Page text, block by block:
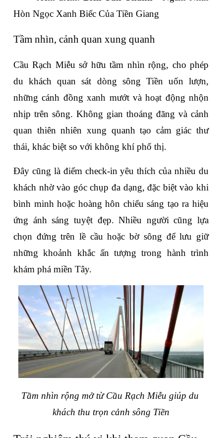
Hòn Ngọc Xanh Biếc Của Tiền Giang
Tầm nhìn, cảnh quan xung quanh
Cầu Rạch Miễu sở hữu tầm nhìn rộng, cho phép
du khách quan sát dòng sông Tiền uốn lượn,
những cánh đồng xanh mướt và hoạt động nhộn
nhịp trên sông. Không gian thoáng đãng và cảnh
quan thiên nhiên xung quanh tạo cảm giác thư
thái, khác biệt so với không khí phố thị.
Đây cũng là điểm check-in yêu thích của nhiều du
khách nhờ vào góc chụp đa dạng, đặc biệt vào khi
bình minh hoặc hoàng hôn chiếu sáng tạo ra hiệu
ứng ánh sáng tuyệt đẹp. Nhiều người cũng lựa
chọn đứng trên lề cầu hoặc bờ sông để lưu giữ
những khoảnh khắc ấn tượng trong hành trình
khám phá miền Tây.
Tầm nhìn rộng mở từ Cầu Rạch Miễu giúp du
khách thu trọn cảnh sông Tiền